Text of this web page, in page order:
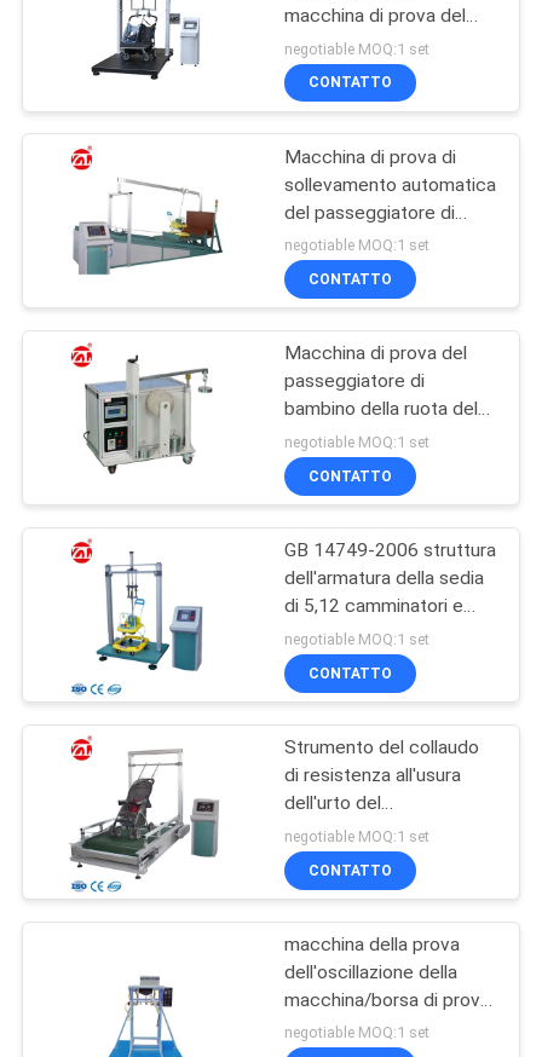
macchina del metal
detector
Camera Test
ambientali
Apparecchiatura di
collaudo
d'imballaggio
105
Macchina di prova
del casco
macchina di prova del
passeggiatore di
bambino di industria della
carrozzina e sotto il
negotiable MOQ:1 set
CONTATTO
Macchina di prova di
sollevamento automatica
del passeggiatore di
bambino del sistema con
il touch screen LCD
negotiable MOQ:1 set
CONTATTO
Macchina di prova del
passeggiatore di
bambino della ruota del
passeggiatore per le
prove del Resitance di
lucidatura
negotiable MOQ:1 set
CONTATTO
GB 14749-2006 struttura
dell'armatura della sedia
di 5,12 camminatori e
macchina di prova di
forza
negotiable MOQ:1 set
CONTATTO
Strumento del collaudo
di resistenza all'usura
dell'urto del
passeggiatore,
apparecchiatura di
collaudo a ruote
negotiable MOQ:1 set
CONTATTO
macchina della prova
dell'oscillazione della
macchina/borsa di prova
del passeggiatore di
negotiable MOQ:1 set